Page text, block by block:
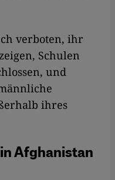
verboten, ihr
Schulen
und
ihres
Afghanistan